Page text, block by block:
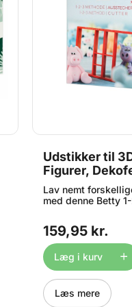
Udstikker til
Figurer,
Lav nemt
med denne Betty
figurer, som altid
størrelse. Der
lille hæfte på 50
instruktioner til at
dyr. OBS:
kun på Tysk og
Sådan gør du: Rul
159,95 kr.
Læg i kurv
Læs mere